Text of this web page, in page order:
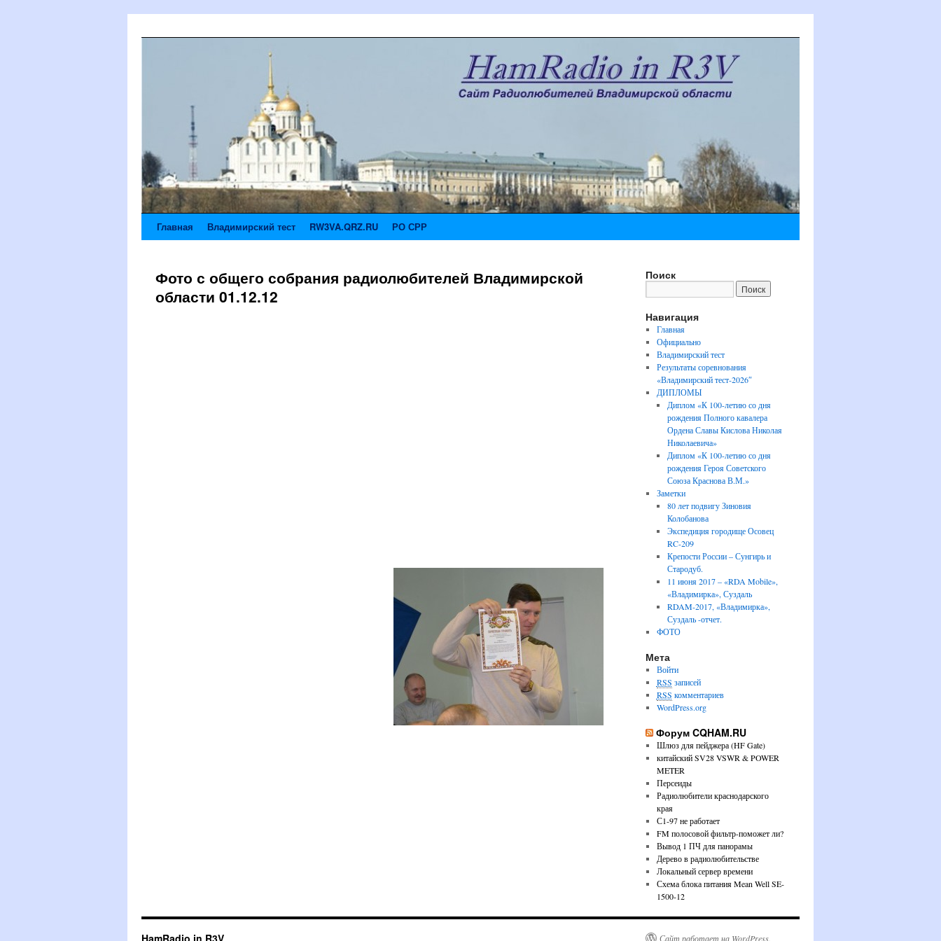
Главная Владимирский тест RW3VA.QRZ.RU РО СРР
Фото с общего собрания радиолюбителей Владимирской
области 01.12.12
Поиск
Навигация
Главная
Официально
Владимирский тест
Результаты соревнования
«Владимирский тест-2026″
ДИПЛОМЫ
Диплом «К 100-летию со дня
рождения Полного кавалера
Ордена Славы Кислова Николая
Николаевича»
Диплом «К 100-летию со дня
рождения Героя Советского
Союза Краснова В.М.»
Заметки
80 лет подвигу Зиновия
Колобанова
Экспедиция городище Осовец
RC-209
Крепости России – Сунгирь и
Стародуб.
11 июня 2017 – «RDA Mobile»,
«Владимирка», Суздаль
RDAM-2017, «Владимирка»,
Суздаль -отчет.
ФОТО
Мета
Войти
RSS записей
RSS комментариев
WordPress.org
Форум CQHAM.RU
Шлюз для пейджера (HF Gate)
китайский SV28 VSWR & POWER
METER
Персеиды
Радиолюбители краснодарского
края
С1-97 не работает
FM полосовой фильтр-поможет ли?
Вывод 1 ПЧ для панорамы
Дерево в радиолюбительстве
Локальный сервер времени
Схема блока питания Mean Well SE-
1500-12
HamRadio in R3V Сайт работает на WordPress.